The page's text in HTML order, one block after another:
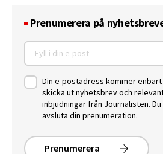
Prenumerera på
Din e-postadress kommer
skicka ut nyhetsbrev och
inbjudningar från Journalisten.
avsluta din prenumeration.
Prenumerera